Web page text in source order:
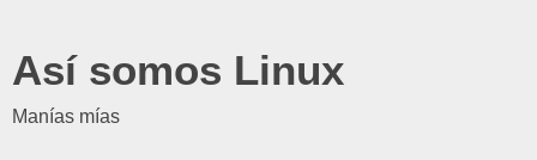
Así somos Linux
Manías mías